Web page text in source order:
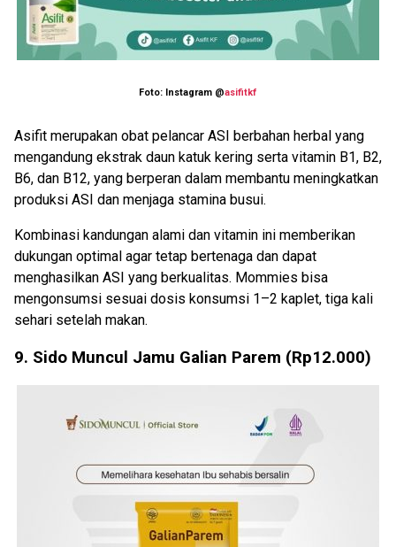
Foto: Instagram @asifitkf
Asifit merupakan obat pelancar ASI berbahan herbal yang
mengandung ekstrak daun katuk kering serta vitamin B1, B2,
B6, dan B12, yang berperan dalam membantu meningkatkan
produksi ASI dan menjaga stamina busui.
Kombinasi kandungan alami dan vitamin ini memberikan
dukungan optimal agar tetap bertenaga dan dapat
menghasilkan ASI yang berkualitas. Mommies bisa
mengonsumsi sesuai dosis konsumsi 1–2 kaplet, tiga kali
sehari setelah makan.
9. Sido Muncul Jamu Galian Parem (Rp12.000)